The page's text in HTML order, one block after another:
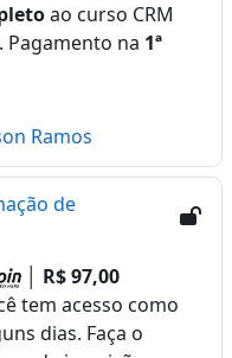
ao curso CRM
Pagamento na 1ª
Ramos
de
R$ 97,00
tem acesso como
dias. Faça o